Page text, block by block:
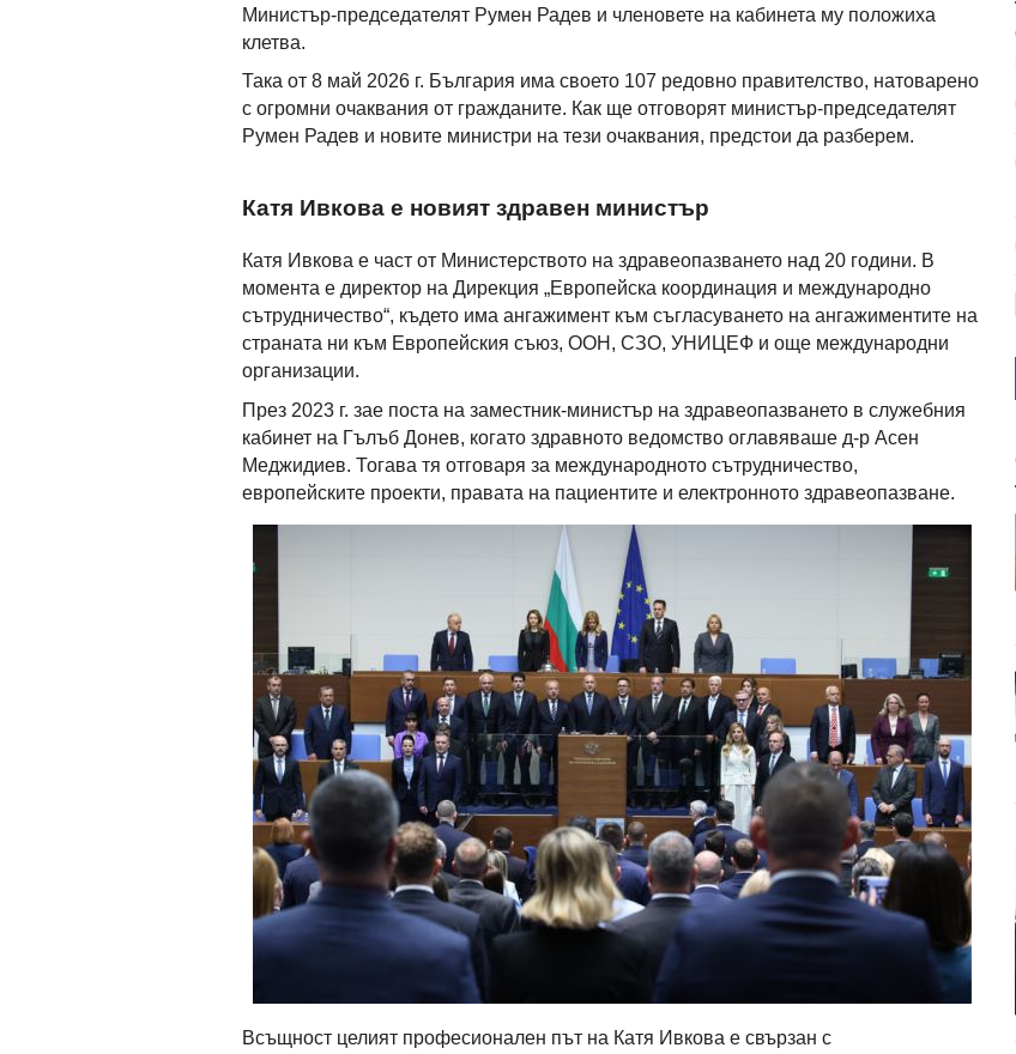
Министър-председателят Румен Радев и членовете на кабинета му положиха
клетва.
Така от 8 май 2026 г. България има своето 107 редовно правителство, натоварено
с огромни очаквания от гражданите. Как ще отговорят министър-председателят
Румен Радев и новите министри на тези очаквания, предстои да разберем.
Катя Ивкова е новият здравен министър
Катя Ивкова е част от Министерството на здравеопазването над 20 години. В
момента е директор на Дирекция „Европейска координация и международно
сътрудничество“, където има ангажимент към съгласуването на ангажиментите на
страната ни към Европейския съюз, ООН, СЗО, УНИЦЕФ и още международни
организации.
През 2023 г. зае поста на заместник-министър на здравеопазването в служебния
кабинет на Гълъб Донев, когато здравното ведомство оглавяваше д-р Асен
Меджидиев. Тогава тя отговаря за международното сътрудничество,
европейските проекти, правата на пациентите и електронното здравеопазване.
Всъщност целият професионален път на Катя Ивкова е свързан с